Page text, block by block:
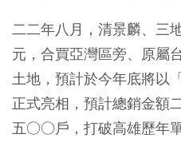
二二年八月，清景麟、三
元，合買亞灣區旁、原屬
土地，預計於今年底將以
正式亮相，預計總銷金
五○○戶，打破高雄歷年